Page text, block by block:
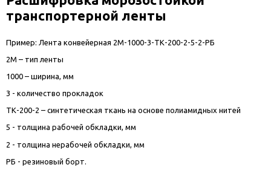
транспортерной ленты
Пример: Лента конвейерная 2М-1000-3-ТК-200-2-5-2-РБ
2М – тип ленты
1000 – ширина, мм
3 - количество прокладок
ТК-200-2 – синтетическая ткань на основе полиамидных нитей
5 - толщина рабочей обкладки, мм
2 - толщина нерабочей обкладки, мм
РБ - резиновый борт.